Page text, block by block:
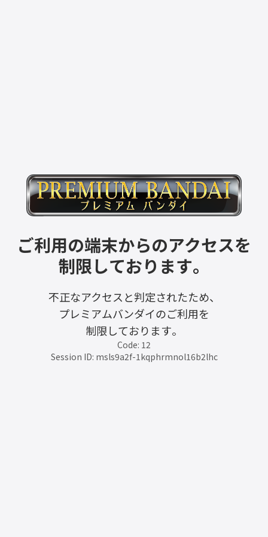
ご利用の端末からのアクセスを
制限しております。
不正なアクセスと判定されたため、
プレミアムバンダイのご利用を
制限しております。
Code: 12
Session ID: msls9a2f-1kqphrmnol16b2lhc